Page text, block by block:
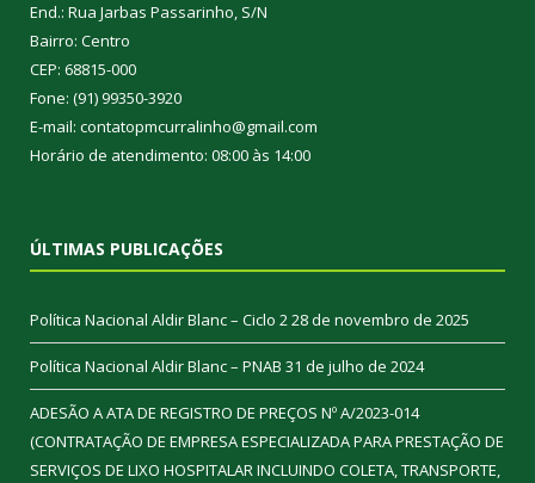
End.: Rua Jarbas Passarinho, S/N
Bairro: Centro
CEP: 68815-000
Fone: (91) 99350-3920
E-mail: contatopmcurralinho@gmail.com
Horário de atendimento: 08:00 às 14:00
ÚLTIMAS PUBLICAÇÕES
Política Nacional Aldir Blanc – Ciclo 228 de novembro de 2025
Política Nacional Aldir Blanc – PNAB 31 de julho de 2024
ADESÃO A ATA DE REGISTRO DE PREÇOS Nº A/2023-014
(CONTRATAÇÃO DE EMPRESA ESPECIALIZADA PARA PRESTAÇÃO DE
SERVIÇOS DE LIXO HOSPITALAR INCLUINDO COLETA, TRANSPORTE,